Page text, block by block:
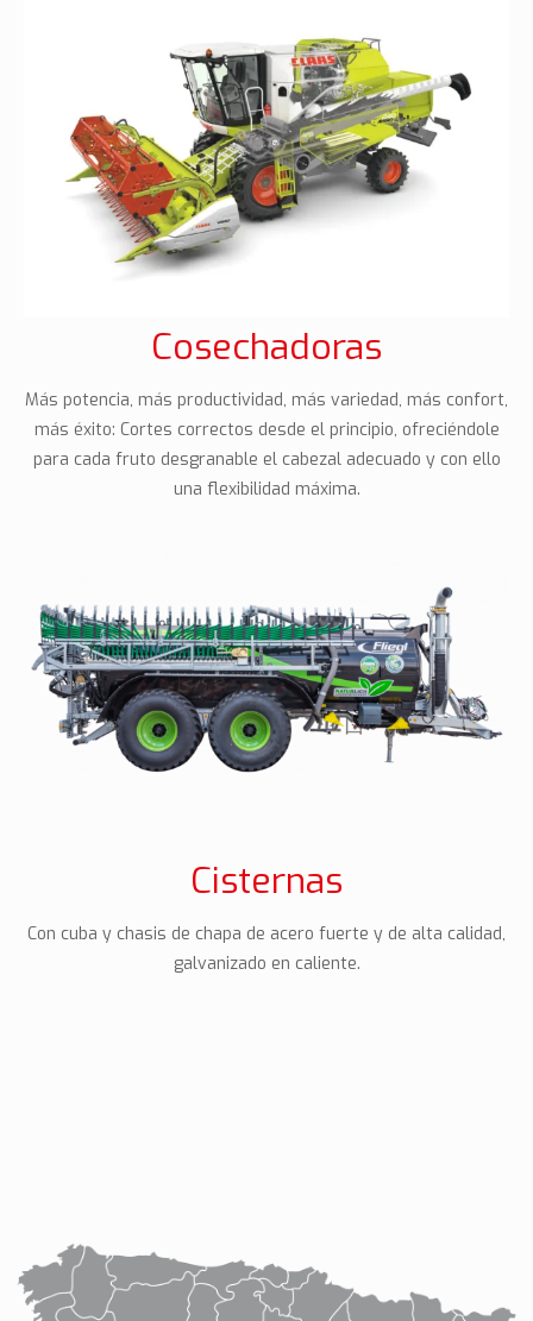
Cosechadoras
Más potencia, más productividad, más variedad, más confort,
más éxito: Cortes correctos desde el principio, ofreciéndole
para cada fruto desgranable el cabezal adecuado y con ello
una flexibilidad máxima.
Cisternas
Con cuba y chasis de chapa de acero fuerte y de alta calidad,
galvanizado en caliente.